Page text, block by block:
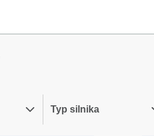
Typ silnika